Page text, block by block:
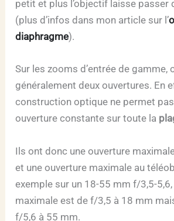
petit et plus l’objectif laisse passer
(plus d’infos dans mon article sur l’
diaphragme).
Sur les zooms d’entrée de gamme,
généralement deux ouvertures. En
construction optique ne permet pas
ouverture constante sur toute la
Ils ont donc une ouverture
et une ouverture maximale au
exemple sur un 18-55 mm f/3,5-5,6,
maximale est de f/3,5 à 18 mm
f/5,6 à 55 mm.